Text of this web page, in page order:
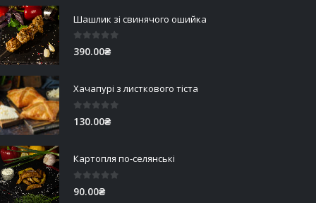
Шашлик зі свинячого ошийка
0 out of 5
390.00₴
Хачапурі з листкового тіста
0 out of 5
130.00₴
Картопля по-селянські
90.00₴